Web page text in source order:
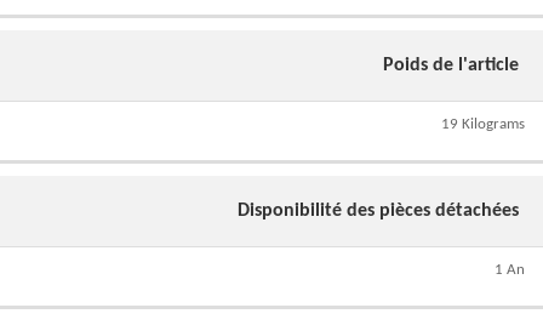
Poids de l'article
19 Kilograms
Disponibilité des pièces détachées
1 An